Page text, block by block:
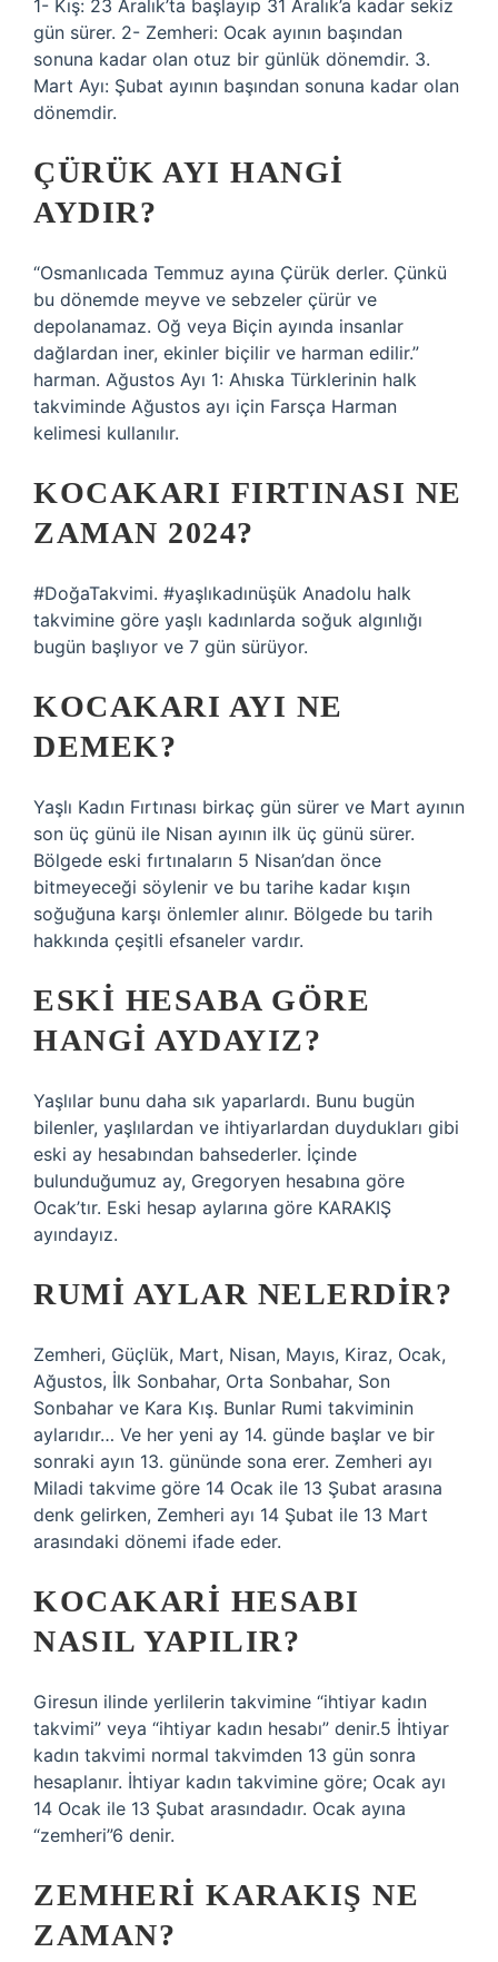
1- Kış: 23 Aralık’ta başlayıp 31 Aralık’a kadar sekiz
gün sürer. 2- Zemheri: Ocak ayının başından
sonuna kadar olan otuz bir günlük dönemdir. 3.
Mart Ayı: Şubat ayının başından sonuna kadar olan
dönemdir.
ÇÜRÜK AYI HANGI
AYDIR?
“Osmanlıcada Temmuz ayına Çürük derler. Çünkü
bu dönemde meyve ve sebzeler çürür ve
depolanamaz. Oğ veya Biçin ayında insanlar
dağlardan iner, ekinler biçilir ve harman edilir.”
harman. Ağustos Ayı 1: Ahıska Türklerinin halk
takviminde Ağustos ayı için Farsça Harman
kelimesi kullanılır.
KOCAKARI FIRTINASI NE
ZAMAN 2024?
#DoğaTakvimi. #yaşlıkadınüşük Anadolu halk
takvimine göre yaşlı kadınlarda soğuk algınlığı
bugün başlıyor ve 7 gün sürüyor.
KOCAKARI AYI NE
DEMEK?
Yaşlı Kadın Fırtınası birkaç gün sürer ve Mart ayının
son üç günü ile Nisan ayının ilk üç günü sürer.
Bölgede eski fırtınaların 5 Nisan’dan önce
bitmeyeceği söylenir ve bu tarihe kadar kışın
soğuğuna karşı önlemler alınır. Bölgede bu tarih
hakkında çeşitli efsaneler vardır.
ESKI HESABA GÖRE
HANGI AYDAYIZ?
Yaşlılar bunu daha sık yaparlardı. Bunu bugün
bilenler, yaşlılardan ve ihtiyarlardan duydukları gibi
eski ay hesabından bahsederler. İçinde
bulunduğumuz ay, Gregoryen hesabına göre
Ocak’tır. Eski hesap aylarına göre KARAKIŞ
ayındayız.
RUMI AYLAR NELERDIR?
Zemheri, Güçlük, Mart, Nisan, Mayıs, Kiraz, Ocak,
Ağustos, İlk Sonbahar, Orta Sonbahar, Son
Sonbahar ve Kara Kış. Bunlar Rumi takviminin
aylarıdır… Ve her yeni ay 14. günde başlar ve bir
sonraki ayın 13. gününde sona erer. Zemheri ayı
Miladi takvime göre 14 Ocak ile 13 Şubat arasına
denk gelirken, Zemheri ayı 14 Şubat ile 13 Mart
arasındaki dönemi ifade eder.
KOCAKARI HESABI
NASIL YAPILIR?
Giresun ilinde yerlilerin takvimine “ihtiyar kadın
takvimi” veya “ihtiyar kadın hesabı” denir.5 İhtiyar
kadın takvimi normal takvimden 13 gün sonra
hesaplanır. İhtiyar kadın takvimine göre; Ocak ayı
14 Ocak ile 13 Şubat arasındadır. Ocak ayına
“zemheri”6 denir.
ZEMHERI KARAKIŞ NE
ZAMAN?